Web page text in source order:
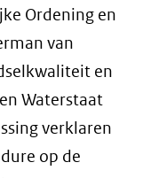
Ordening en
van
en
Waterstaat
verklaren
op de